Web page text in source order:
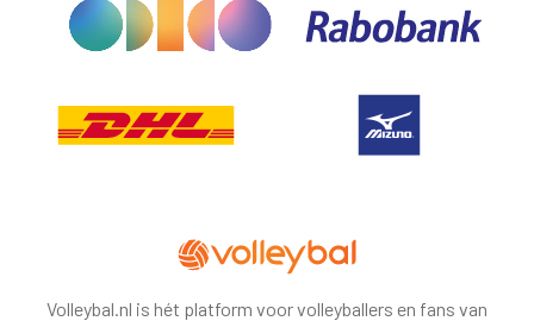
Volleybal.nl is hét platform voor volleyballers en fans van